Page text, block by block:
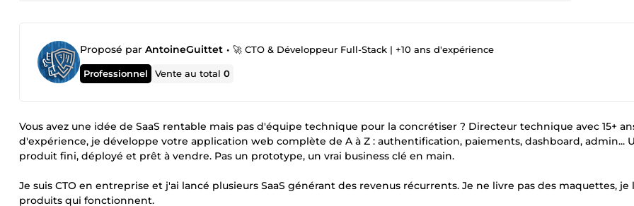
Proposé par AntoineGuittet • 🚀 CTO & Développeur Full-Stack | +10 ans d'expérience
Professionnel Vente au total0
Vous avez une idée de SaaS rentable mais pas d'équipe technique pour la concrétiser ? Directeur technique avec 15+
d'expérience, je développe votre application web complète de A à Z : authentification, paiements, dashboard, admin...
produit fini, déployé et prêt à vendre. Pas un prototype, un vrai business clé en main.
Je suis CTO en entreprise et j'ai lancé plusieurs SaaS générant des revenus récurrents. Je ne livre pas des maquettes, je
produits qui fonctionnent.